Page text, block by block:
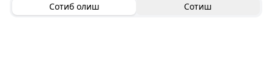
Сотиб олиш Сотиш